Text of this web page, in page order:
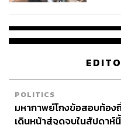
จ่ายห
POLITICS
มหากาพย์โกงข้อสอบท้อง
เดินหน้าสู่จุดจบในสัปดาห์นี้